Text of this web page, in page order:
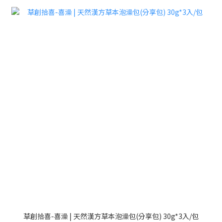
草創拾喜-喜澡 | 天然漢方草本泡澡包(分享包) 30g*3入/包